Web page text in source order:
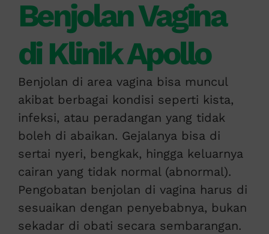
Benjolan Vagina
di Klinik Apollo
Benjolan di area vagina bisa muncul
akibat berbagai kondisi seperti kista,
infeksi, atau peradangan yang tidak
boleh di abaikan. Gejalanya bisa di
sertai nyeri, bengkak, hingga keluarnya
cairan yang tidak normal (abnormal).
Pengobatan benjolan di vagina harus di
sesuaikan dengan penyebabnya, bukan
sekadar di obati secara sembarangan.